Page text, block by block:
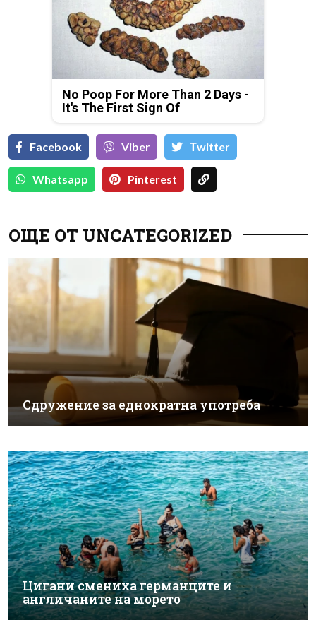
No Poop For More Than 2 Days -
It's The First Sign Of
Facebook Viber Тwitter
Whatsapp Pinterest
ОЩЕ ОТ UNCATEGORIZED
Сдружение за еднократна употреба
Цигани смениха германците и
англичаните на морето